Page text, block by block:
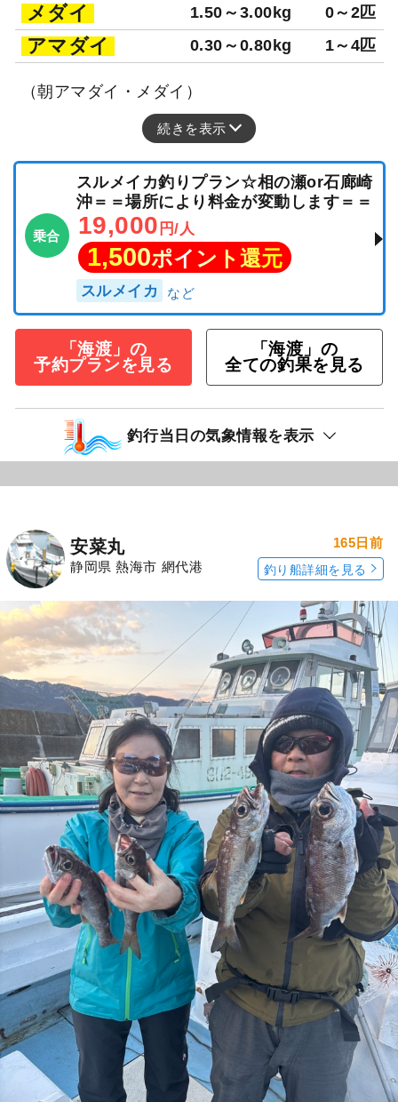
メダイ 1.50～3.00kg 0～2匹
アマダイ 0.30～0.80kg 1～4匹
（朝アマダイ・メダイ）
続きを表示
乗合
スルメイカ釣りプラン☆相の瀬or石廊崎
沖＝＝場所により料金が変動します＝＝
19,000 円/人
1,500ポイント還元
スルメイカ
「海渡」の
予約プランを見る
「海渡」の
全ての釣果を見る
釣行当日の気象情報を表示
安菜丸
静岡県 熱海市 網代港
165日前
釣り船詳細を見る